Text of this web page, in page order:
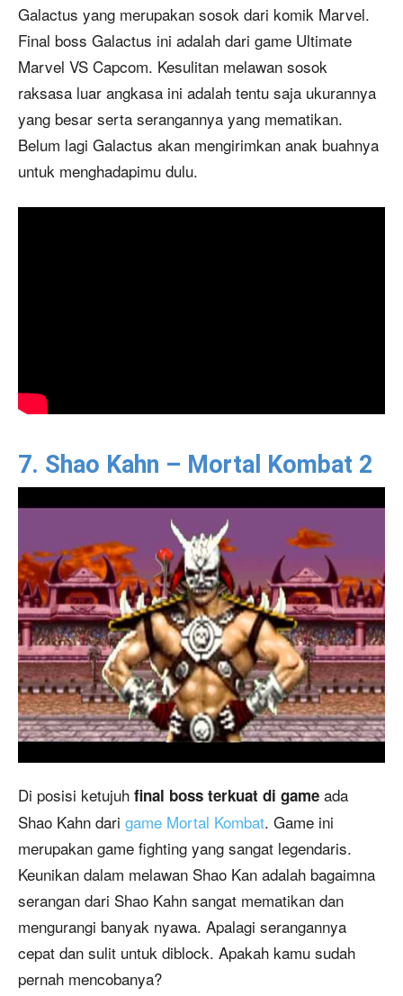
Galactus yang merupakan sosok dari komik Marvel.
Final boss Galactus ini adalah dari game Ultimate
Marvel VS Capcom. Kesulitan melawan sosok
raksasa luar angkasa ini adalah tentu saja ukurannya
yang besar serta serangannya yang mematikan.
Belum lagi Galactus akan mengirimkan anak buahnya
untuk menghadapimu dulu.
7. Shao Kahn – Mortal Kombat 2
Di posisi ketujuh final boss terkuat di game ada
Shao Kahn dari game Mortal Kombat. Game ini
merupakan game fighting yang sangat legendaris.
Keunikan dalam melawan Shao Kan adalah bagaimna
serangan dari Shao Kahn sangat mematikan dan
mengurangi banyak nyawa. Apalagi serangannya
cepat dan sulit untuk diblock. Apakah kamu sudah
pernah mencobanya?